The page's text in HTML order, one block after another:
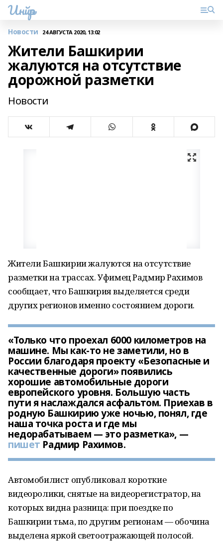
Инйәр
Новости 24 АВГУСТА 2020, 13:02
Жители Башкирии
жалуются на отсутствие
дорожной разметки
Новости
Жители Башкирии жалуются на отсутствие
разметки на трассах. Уфимец Радмир Рахимов
сообщает, что Башкирия выделяется среди
других регионов именно состоянием дороги.
«Только что проехал 6000 километров на
машине. Мы как-то не заметили, но в
России благодаря проекту «Безопасные и
качественные дороги» появились
хорошие автомобильные дороги
европейского уровня. Большую часть
пути я наслаждался асфальтом. Приехав в
родную Башкирию уже ночью, понял, где
наша точка роста и где мы
недорабатываем — это разметка», —
пишет Радмир Рахимов.
Автомобилист опубликовал короткие
видеоролики, снятые на видеорегистратор, на
которых видна разница: при поездке по
Башкирии тьма, по другим регионам — обочина
выделена яркой светоотражающей полосой.